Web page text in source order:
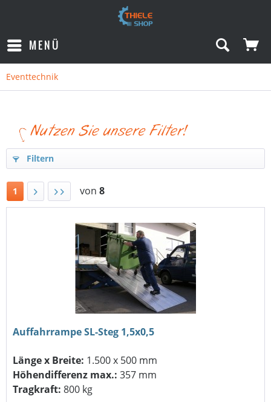
MENÜ
Eventtechnik
Filtern
1 von 8
Auffahrrampe SL-Steg 1,5x0,5
Länge x Breite: 1.500 x 500 mm
Höhendifferenz max.: 357 mm
Tragkraft: 800 kg